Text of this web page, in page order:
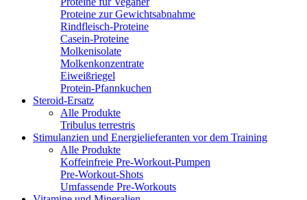
Proteine zur Gewichtsabnahme
Rindfleisch-Proteine
Casein-Proteine
Molkenisolate
Molkenkonzentrate
Eiweißriegel
Protein-Pfannkuchen
Steroid-Ersatz
Alle Produkte
Tribulus terrestris
Stimulanzien und Energielieferanten vor dem Training
Alle Produkte
Koffeinfreie Pre-Workout-Pumpen
Pre-Workout-Shots
Umfassende Pre-Workouts